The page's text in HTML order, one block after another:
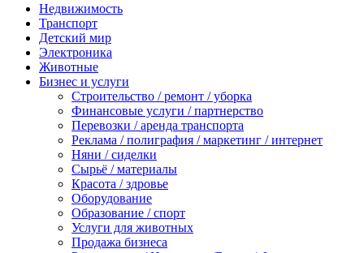
Недвижимость
Транспорт
Детский мир
Электроника
Животные
Бизнес и услуги
Строительство / ремонт / уборка
Финансовые услуги / партнерство
Перевозки / аренда транспорта
Реклама / полиграфия / маркетинг / интернет
Няни / сиделки
Сырьё / материалы
Красота / здровье
Оборудование
Образование / спорт
Услуги для животных
Продажа бизнеса